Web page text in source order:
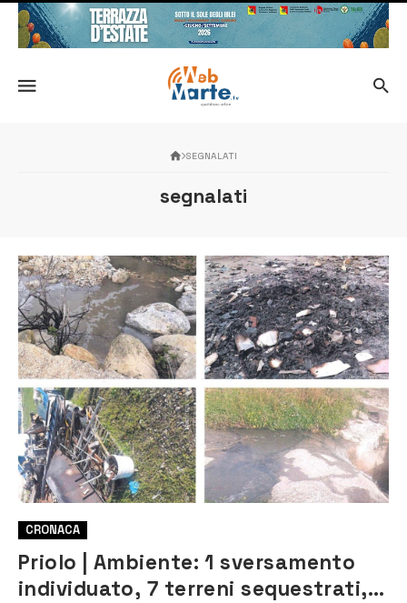
SEGNALATI
segnalati
CRONACA
Priolo | Ambiente: 1 sversamento
individuato, 7 terreni sequestrati, 6